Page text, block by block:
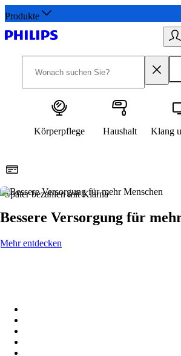
Produkte
Körperpflege Haushalt Klang
Später bezahlen mit Klarna
Bessere Versorgung für
Mehr entdecken